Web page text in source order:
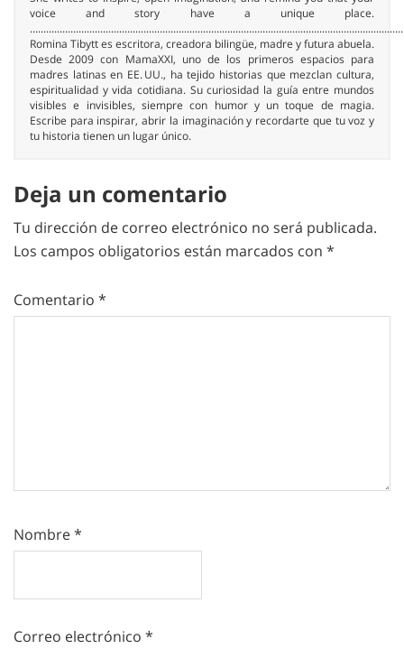
voice and story have a unique place.
Romina Tibytt es escritora, creadora bilingüe, madre y futura abuela.
Desde 2009 con MamaXXI, uno de los primeros espacios para
madres latinas en EE. UU., ha tejido historias que mezclan cultura,
espiritualidad y vida cotidiana. Su curiosidad la guía entre mundos
visibles e invisibles, siempre con humor y un toque de magia.
Escribe para inspirar, abrir la imaginación y recordarte que tu voz y
tu historia tienen un lugar único.
Deja un comentario
Tu dirección de correo electrónico no será publicada.
Los campos obligatorios están marcados con *
Comentario *
Nombre*
Correo electrónico *